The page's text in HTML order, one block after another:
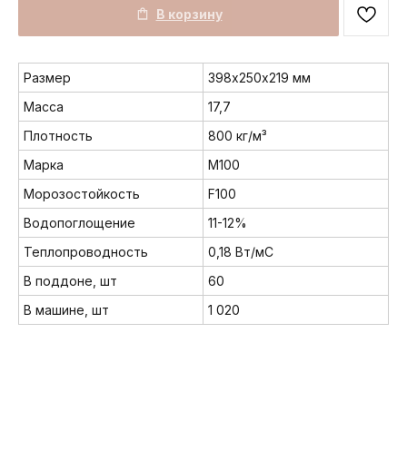
В корзину
Размер
398х250х219 мм
Масса
17,7
Плотность
800 кг/м³
Марка
М100
Морозостойкость
F100
Водопоглощение
11-12%
Теплопроводность
0,18 Вт/мС
В поддоне, шт
60
В машине, шт
1 020